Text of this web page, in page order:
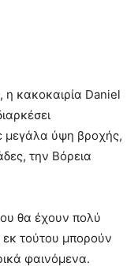
κακοκαιρία Daniel
μεγάλα ύψη βροχής,
την Βόρεια
θα έχουν πολύ
εκ τούτου μπορούν
φαινόμενα.